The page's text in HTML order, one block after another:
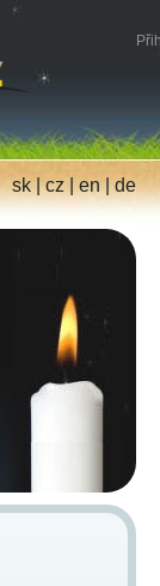
sk|cz|en|de